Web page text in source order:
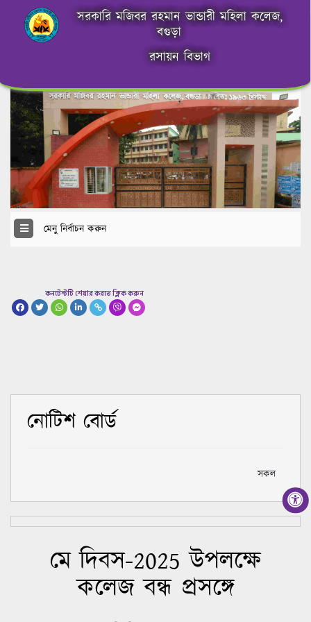
সরকারি মজিবর রহমান ভান্ডারী মহিলা কলেজ,
বগুড়া
রসায়ন বিভাগ
মেনু নির্বাচন করুন
কনটেন্টটি শেয়ার করতে ক্লিক করুন
নোটিশ বোর্ড
সকল
মে দিবস-2025 উপলক্ষে
কলেজ বন্ধ প্রসঙ্গে